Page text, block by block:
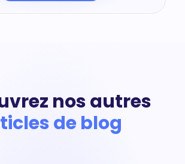
nos autres
de blog